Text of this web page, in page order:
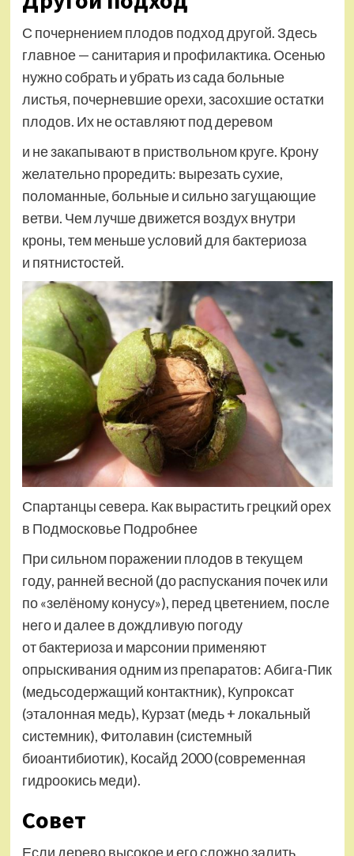
С почернением плодов подход другой. Здесь
главное — санитария и профилактика. Осенью
нужно собрать и убрать из сада больные
листья, почерневшие орехи, засохшие остатки
плодов. Их не оставляют под деревом
и не закапывают в приствольном круге. Крону
желательно проредить: вырезать сухие,
поломанные, больные и сильно загущающие
ветви. Чем лучше движется воздух внутри
кроны, тем меньше условий для бактериоза
и пятнистостей.
Спартанцы севера. Как вырастить грецкий орех
в Подмосковье Подробнее
При сильном поражении плодов в текущем
году, ранней весной (до распускания почек или
по «зелёному конусу»), перед цветением, после
него и далее в дождливую погоду
от бактериоза и марсонии применяют
опрыскивания одним из препаратов: Абига-Пик
(медьсодержащий контактник), Купроксат
(эталонная медь), Курзат (медь + локальный
системник), Фитолавин (системный
биоантибиотик), Косайд 2000 (современная
гидроокись меди).
Совет
Если дерево высокое и его сложно залить